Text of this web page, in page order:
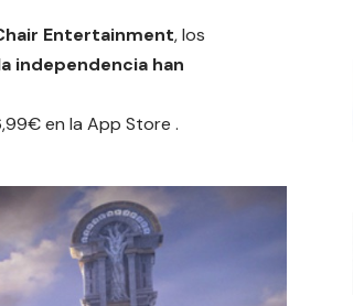
Entertainment, los
independencia han
en la App Store .